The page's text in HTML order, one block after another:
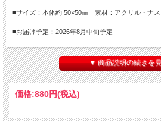
■サイズ：本体約 50×50㎜ 素材：アクリル・ナス
■お届け予定：2026年8月中旬予定
【ご注意】
※こちらの商品はクレジットカード決済のみご利
※こちらの商品はご注文時にクレジットカード決
ご了承ください。
※他の商品を一緒にご購入した場合もご注文時に
す。
い。
▼ 商品説明の続きを
価格:880円(税込)